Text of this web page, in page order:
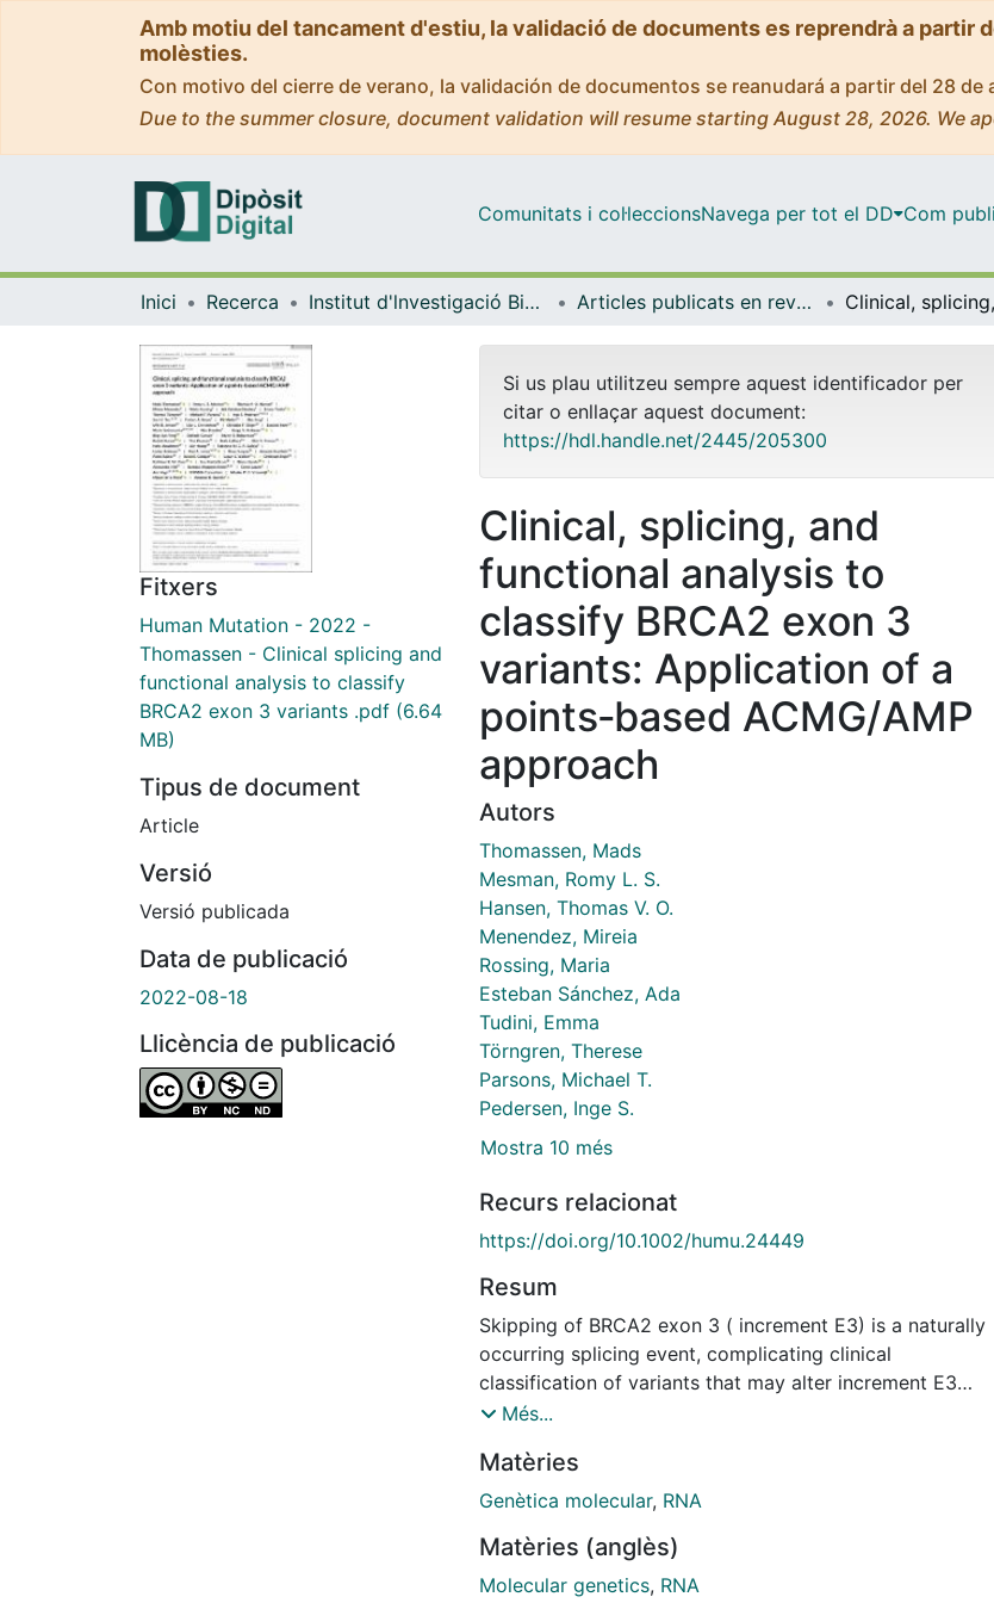
Amb motiu del tancament d'estiu, la validació de documents es reprendrà a partir
molèsties.
Con motivo del cierre de verano, la validación de documentos se reanudará a partir del 28
Due to the summer closure, document validation will resume starting August 28, 2026. We
Comunitats i col·leccionsNavega per tot el DD Com
Inici Recerca Institut d'lnvestigació Biomèdica de Bellvitge (IDIBELL) Articles publicats en revistes (Institut d'lnvestigació Biomèdica de Bellvitge (IDIBELL))
Fitxers
Human Mutation - 2022 -
Thomassen - Clinical splicing and
functional analysis to classify
BRCA2 exon 3 variants .pdf (6.64
MB)
Tipus de document
Article
Versió
Versió publicada
Data de publicació
2022-08-18
Llicència de publicació
Si us plau utilitzeu sempre aquest identificador per
citar o enllaçar aquest document:
https://hdl.handle.net/2445/205300
Clinical, splicing, and
functional analysis to
classify BRCA2 exon 3
variants: Application of a
points‐based ACMG/AMP
approach
Autors
Thomassen, Mads
Mesman, Romy L. S.
Hansen, Thomas V. O.
Menendez, Mireia
Rossing, Maria
Esteban Sánchez, Ada
Tudini, Emma
Törngren, Therese
Parsons, Michael T.
Pedersen, Inge S.
Mostra 10 més
Recurs relacionat
https://doi.org/10.1002/humu.24449
Resum
Skipping of BRCA2 exon 3 ( increment E3) is a naturally
occurring splicing event, complicating clinical
classification of variants that may alter increment E3
expression. This study used multiple evidence types to
3. Bioinformatically predicted spliceogenic variants
underwent mRNA splicing analysis using minigenes and/or
quantitative analysis. A mouse embryonic stem cell
(mESC) based assay was used to determine the impact of
Més...
Matèries
Genètica molecular, RNA
Matèries (anglès)
Molecular genetics, RNA